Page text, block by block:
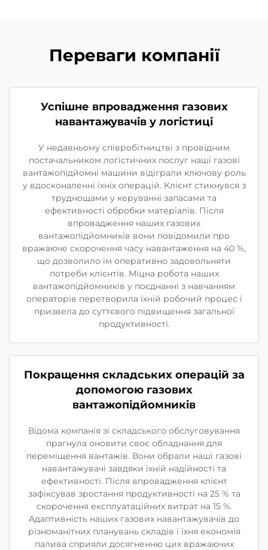
Переваги компанії
Успішне впровадження газових
навантажувачів у логістиці
У недавньому співробітництві з провідним
постачальником логістичних послуг наші газові
вантажопідйомні машини відіграли ключову роль
у вдосконаленні їхніх операцій. Клієнт стикнувся з
труднощами у керуванні запасами та
ефективності обробки матеріалів. Після
впровадження наших газових
вантажопідйомників вони повідомили про
вражаюче скорочення часу навантаження на 40 %,
що дозволило їм оперативно задовольняти
потреби клієнтів. Міцна робота наших
вантажопідйомників у поєднанні з навчанням
операторів перетворила їхній робочий процес і
призвела до суттєвого підвищення загальної
продуктивності.
Покращення складських операцій за
допомогою газових
вантажопідйомників
Відома компанія зі складського обслуговування
прагнула оновити своє обладнання для
переміщення вантажів. Вони обрали наші газові
навантажувачі завдяки їхній надійності та
ефективності. Після впровадження клієнт
зафіксував зростання продуктивності на 25 % та
скорочення експлуатаційних витрат на 15 %.
Адаптивність наших газових навантажувачів до
різноманітних планувань складів і їхня економія
палива сприяли досягненню цих вражаючих